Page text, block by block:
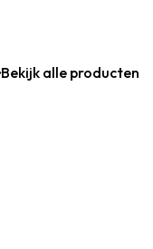
Bekijk alle producten